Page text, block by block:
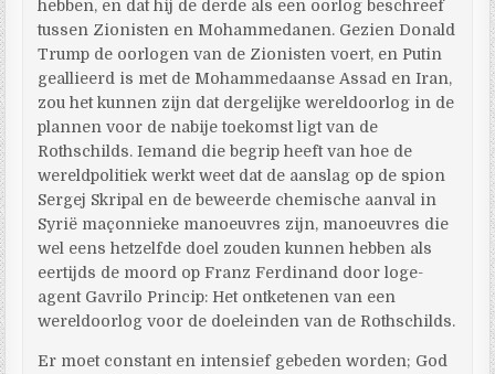
hebben, en dat hij de derde als een oorlog beschreef
tussen Zionisten en Mohammedanen. Gezien Donald
Trump de oorlogen van de Zionisten voert, en Putin
geallieerd is met de Mohammedaanse Assad en Iran,
zou het kunnen zijn dat dergelijke wereldoorlog in de
plannen voor de nabije toekomst ligt van de
Rothschilds. Iemand die begrip heeft van hoe de
wereldpolitiek werkt weet dat de aanslag op de spion
Sergej Skripal en de beweerde chemische aanval in
Syrië maçonnieke manoeuvres zijn, manoeuvres die
wel eens hetzelfde doel zouden kunnen hebben als
eertijds de moord op Franz Ferdinand door loge-
agent Gavrilo Princip: Het ontketenen van een
wereldoorlog voor de doeleinden van de Rothschilds.
Er moet constant en intensief gebeden worden; God